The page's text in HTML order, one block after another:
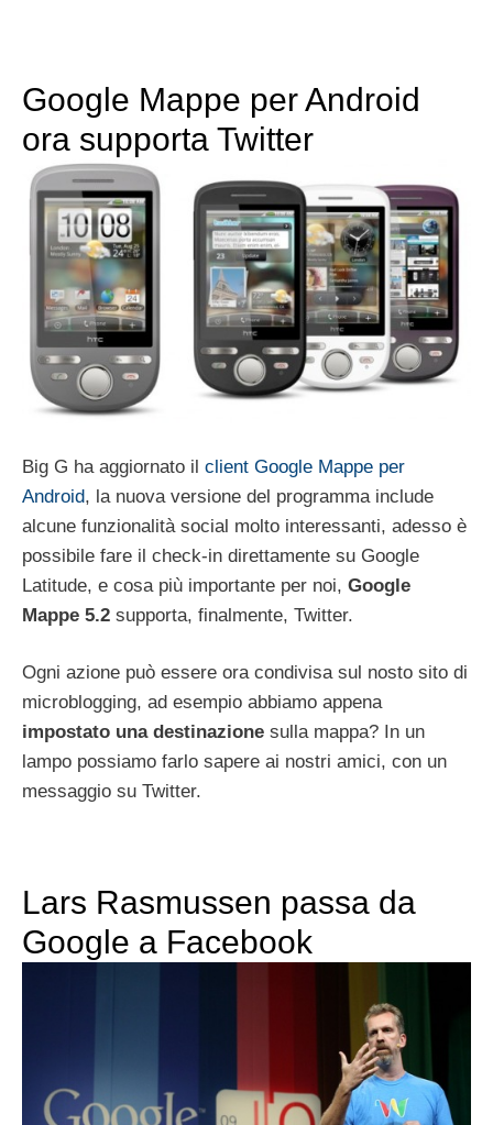
Google Mappe per Android
ora supporta Twitter
Big G ha aggiornato il client Google Mappe per
Android, la nuova versione del programma include
alcune funzionalità social molto interessanti, adesso è
possibile fare il check-in direttamente su Google
Latitude, e cosa più importante per noi, Google
Mappe 5.2 supporta, finalmente, Twitter.
Ogni azione può essere ora condivisa sul nosto sito di
microblogging, ad esempio abbiamo appena
impostato una destinazione sulla mappa? In un
lampo possiamo farlo sapere ai nostri amici, con un
messaggio su Twitter.
Lars Rasmussen passa da
Google a Facebook